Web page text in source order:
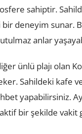
sahiptir.
deneyim sunar.
anlar
ünlü plajı olan
Sahildeki kafe
yapabilirsiniz.
bir şekilde